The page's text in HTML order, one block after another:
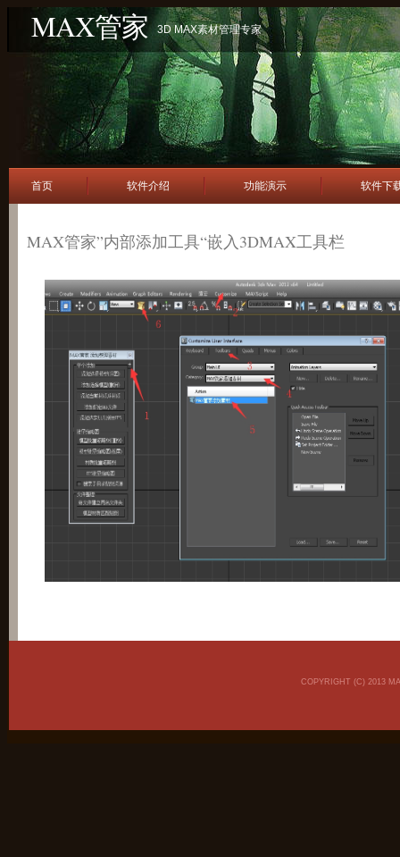
MAX管家 3D MAX素材管理专家
首页 软件介绍 功能演示 软件下
MAX管家”内部添加工具“嵌入3DMAX工具栏
COPYRIGHT (C) 2013